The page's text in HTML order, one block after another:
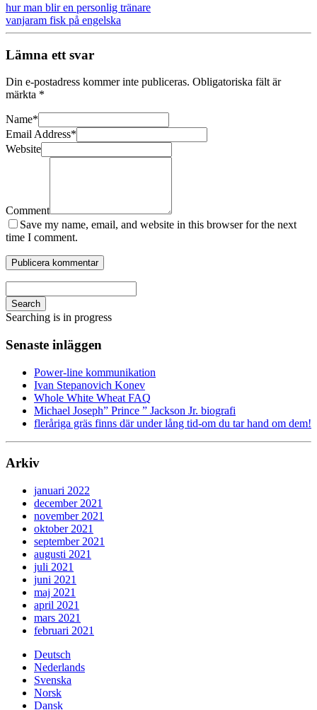
hur man blir en personlig tränare
vanjaram fisk på engelska
Lämna ett svar
Din e-postadress kommer inte publiceras. Obligatoriska fält är
märkta *
Name*
Email Address*
Website
Comment
Save my name, email, and website in this browser for the next
time I comment.
Search
Searching is in progress
Senaste inläggen
Power-line kommunikation
Ivan Stepanovich Konev
Whole White Wheat FAQ
Michael Joseph” Prince ” Jackson Jr. biografi
fleråriga gräs finns där under lång tid-om du tar hand om dem!
Arkiv
januari 2022
december 2021
november 2021
oktober 2021
september 2021
augusti 2021
juli 2021
juni 2021
maj 2021
april 2021
mars 2021
februari 2021
Deutsch
Nederlands
Svenska
Norsk
Dansk